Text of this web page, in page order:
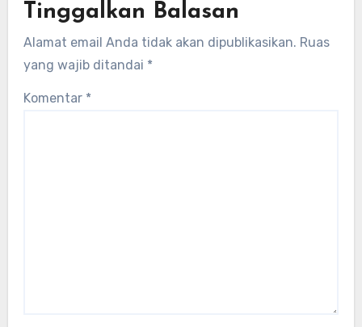
Tinggalkan Balasan
Alamat email Anda tidak akan dipublikasikan. Ruas
yang wajib ditandai *
Komentar *